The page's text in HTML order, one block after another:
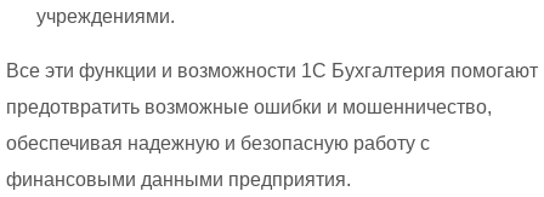
учреждениями.
Все эти функции и возможности 1С Бухгалтерия помогают
предотвратить возможные ошибки и мошенничество,
обеспечивая надежную и безопасную работу с
финансовыми данными предприятия.